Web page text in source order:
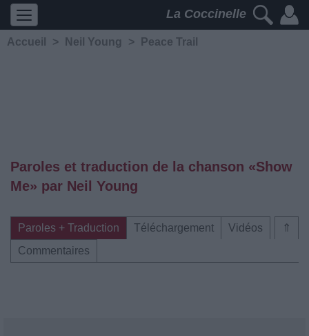
La Coccinelle
Accueil > Neil Young > Peace Trail
Paroles et traduction de la chanson «Show
Me» par Neil Young
⇑
Paroles + Traduction Téléchargement
Vidéos
Commentaires